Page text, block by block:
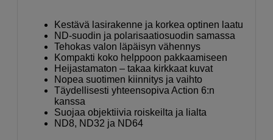
Kestävä lasirakenne ja korkea optinen laatu
ND-suodin ja polarisaatiosuodin samassa
Tehokas valon läpäisyn vähennys
Kompakti koko helppoon pakkaamiseen
Heijastamaton – takaa kirkkaat kuvat
Nopea suotimen kiinnitys ja vaihto
Täydellisesti yhteensopiva Action 6:n
kanssa
Suojaa objektiivia roiskeilta ja lialta
ND8, ND32 ja ND64